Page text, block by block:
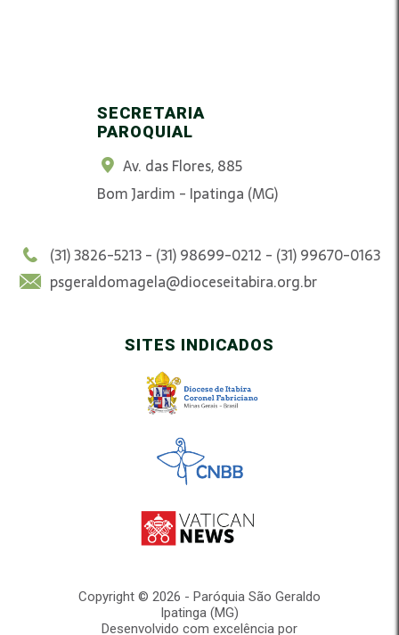
SECRETARIA
PAROQUIAL
Av. das Flores, 885
Bom Jardim - Ipatinga (MG)
(31) 3826-5213 - (31) 98699-0212 - (31) 99670-0163
psgeraldomagela@dioceseitabira.org.br
SITES INDICADOS
Copyright © 2026 - Paróquia São Geraldo
Ipatinga (MG)
Desenvolvido com excelência por